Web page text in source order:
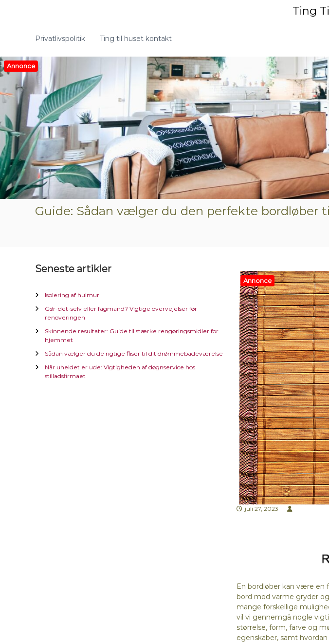
e
t
i
i
h
d
Ting
Privatlivspolitik Ting til huset kontakt
Annonce
Guide: Sådan vælger du den perfekte bordløber
Annonce
juli 27, 2023
En bordløber kan være en
bord mod varme gryder
mange forskellige
vil vi gennemgå nogle
størrelse, form, farve og
egenskaber, samt
Seneste artikler
Isolering af hulmur
Gør-det-selv eller fagmand? Vigtige overvejelser før
renoveringen
Skinnende resultater: Guide til stærke rengøringsmidler for
hjemmet
Sådan vælger du de rigtige fliser til dit drømmebadeværelse
Når uheldet er ude: Vigtigheden af døgnservice hos
stilladsfirmaet